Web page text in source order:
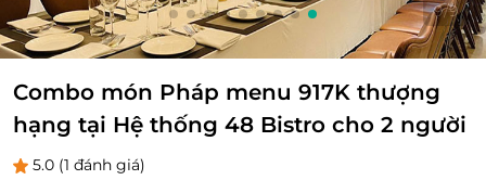
9/9
Combo món Pháp menu 917K thượng
hạng tại Hệ thống 48 Bistro cho 2 người
5.0 (1 đánh giá)